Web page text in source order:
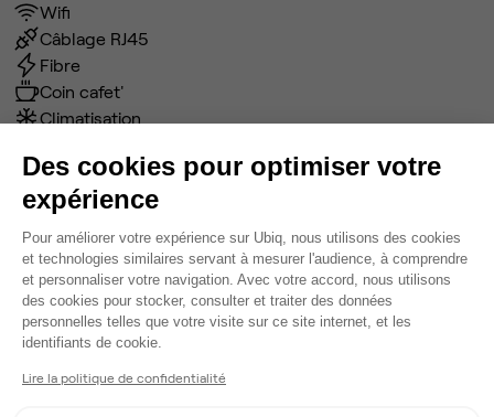
Wifi
Câblage RJ45
Fibre
Coin cafet'
Climatisation
Espace détente
Ménage
Imprimante
Voir plus
Ma sélection de bureau
Bureau privé
Des cookies pour optimiser votre
expérience
Plateforme de Gestion du
Pour améliorer votre expérience sur Ubiq, nous utilisons des cookies
et technologies similaires servant à mesurer l'audience, à comprendre
et personnaliser votre navigation. Avec votre accord, nous utilisons
des cookies pour stocker, consulter et traiter des données
personnelles telles que votre visite sur ce site internet, et les
identifiants de cookie.
Lire la politique de confidentialité